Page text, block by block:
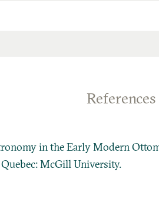
References
in the Early Modern
McGill University.